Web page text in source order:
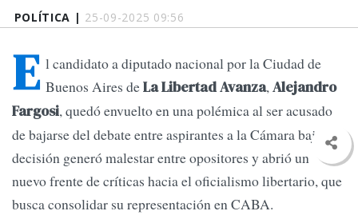
POLÍTICA | 25-09-2025 09:56
E l candidato a diputado nacional por la Ciudad de
Buenos Aires deLa Libertad Avanza,Alejandro
Fargosi, quedó envuelto en una polémica al ser acusado
de bajarse del debate entre aspirantes a la Cámara baja. Su
decisión generó malestar entre opositores y abrió un
nuevo frente de críticas hacia el oficialismo libertario, que
busca consolidar su representación en CABA.